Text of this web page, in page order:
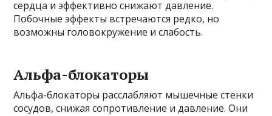
сердца и эффективно снижают давление.
Побочные эффекты встречаются редко, но
возможны головокружение и слабость.
Альфа-блокаторы
Альфа-блокаторы расслабляют мышечные стенки
сосудов, снижая сопротивление и давление. Они